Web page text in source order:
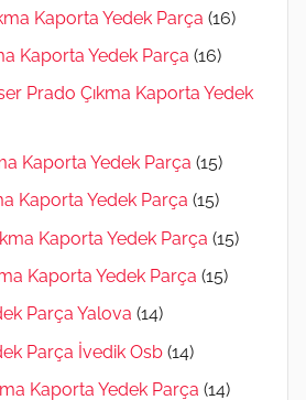
Kaporta Yedek Parça (16)
Kaporta Yedek Parça (16)
Prado Çıkma Kaporta Yedek
Kaporta Yedek Parça (15)
Kaporta Yedek Parça (15)
Kaporta Yedek Parça (15)
Kaporta Yedek Parça (15)
Parça Yalova (14)
Parça İvedik Osb (14)
Kaporta Yedek Parça (14)